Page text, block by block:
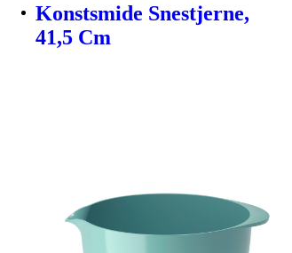
Konstsmide Snestjerne,
41,5 Cm